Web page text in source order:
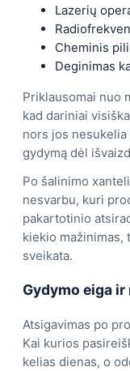
Lazerių
Cheminis
Deginimas
Priklausomai nuo
kad dariniai
nors jos
gydymą dėl
Po šalinimo
nesvarbu, kuri
pakartotinio
kiekio
sveikata.
Gydymo eiga
Atsigavimas po
Kai kurios
kelias dienas, o